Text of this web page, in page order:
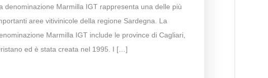
denominazione Marmilla IGT rappresenta una delle più
aree vitivinicole della regione Sardegna. La
Marmilla IGT include le province di Cagliari,
ed è stata creata nel 1995. I […]